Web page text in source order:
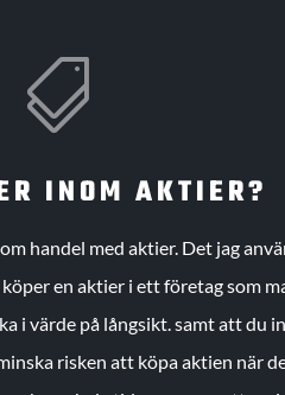

INOM AKTIER?
handel med aktier. Det jag
en aktier i ett företag som
i värde på långsikt. samt att du
risken att köpa aktien när